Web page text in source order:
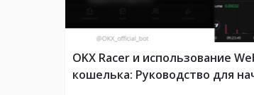
OKX Racer и использование
кошелька: Руководство для